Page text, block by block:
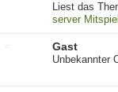
Liest das
server
Gast
Unbekannter